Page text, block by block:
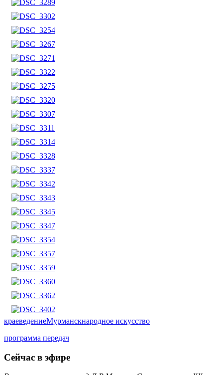
краеведениеМурманскнародное искусство
программа передач
Сейчас в эфире